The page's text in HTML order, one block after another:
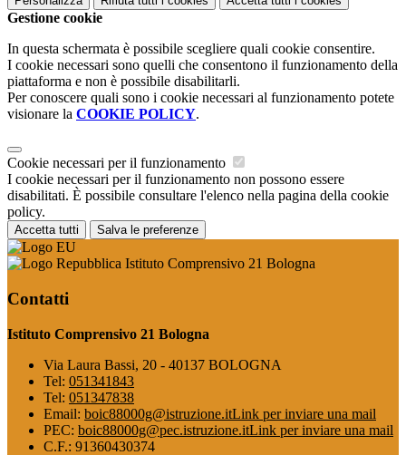
Gestione cookie
In questa schermata è possibile scegliere quali cookie consentire.
I cookie necessari sono quelli che consentono il funzionamento della
piattaforma e non è possibile disabilitarli.
Per conoscere quali sono i cookie necessari al funzionamento potete
visionare la COOKIE POLICY.
Cookie necessari per il funzionamento
I cookie necessari per il funzionamento non possono essere
disabilitati. È possibile consultare l'elenco nella pagina della cookie
policy.
Accetta tutti Salva le preferenze
Istituto Comprensivo 21 Bologna
Contatti
Istituto Comprensivo 21 Bologna
Via Laura Bassi, 20 - 40137 BOLOGNA
Tel: 051341843
Tel: 051347838
Email: boic88000g@istruzione.itLink per inviare una mail
PEC: boic88000g@pec.istruzione.itLink per inviare una mail
C.F.: 91360430374